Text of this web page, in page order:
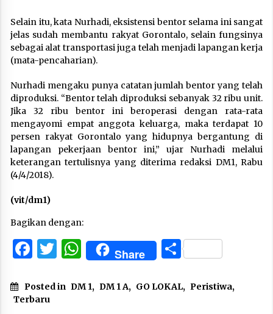
Selain itu, kata Nurhadi, eksistensi bentor selama ini sangat
jelas sudah membantu rakyat Gorontalo, selain fungsinya
sebagai alat transportasi juga telah menjadi lapangan kerja
(mata-pencaharian).
Nurhadi mengaku punya catatan jumlah bentor yang telah
diproduksi. “Bentor telah diproduksi sebanyak 32 ribu unit.
Jika 32 ribu bentor ini beroperasi dengan rata-rata
mengayomi empat anggota keluarga, maka terdapat 10
persen rakyat Gorontalo yang hidupnya bergantung di
lapangan pekerjaan bentor ini,” ujar Nurhadi melalui
keterangan tertulisnya yang diterima redaksi DM1, Rabu
(4/4/2018).
(vit/dm1)
Bagikan dengan:
Facebook
Twitter
WhatsApp
Share Share
Posted in DM 1, DM 1 A, GO LOKAL, Peristiwa,
Terbaru